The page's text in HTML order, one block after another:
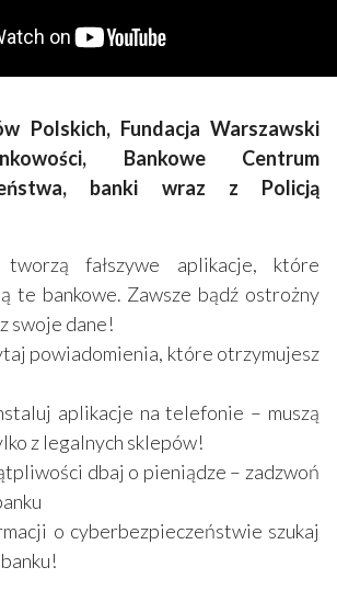
Polskich, Fundacja Warszawski
Bankowe Centrum
banki wraz z Policją
tworzą fałszywe aplikacje, które
te bankowe. Zawsze bądź ostrożny
swoje dane!
powiadomienia, które otrzymujesz
aplikacje na telefonie – muszą
z legalnych sklepów!
dbaj o pieniądze – zadzwoń
o cyberbezpieczeństwie szukaj